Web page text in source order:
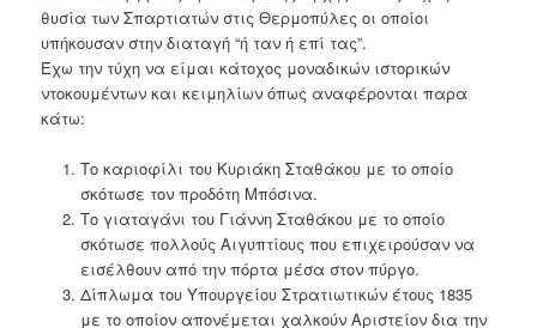
θυσία των Σπαρτιατών στις Θερμοπύλες οι οποίοι
υπήκουσαν στην διαταγή “ή ταν ή επί τας”.
Έχω την τύχη να είμαι κάτοχος μοναδικών ιστορικών
ντοκουμέντων και κειμηλίων όπως αναφέρονται παρα
κάτω:
Το καριοφίλι του Κυριάκη Σταθάκου με το οποίο
σκότωσε τον προδότη Μπόσινα.
Το γιαταγάνι του Γιάννη Σταθάκου με το οποίο
σκότωσε πολλούς Αιγυπτίους που επιχειρούσαν να
εισέλθουν από την πόρτα μέσα στον πύργο.
Δίπλωμα του Υπουργείου Στρατιωτικών έτους 1835
με το οποίον απονέμεται χαλκούν Αριστείον δια την